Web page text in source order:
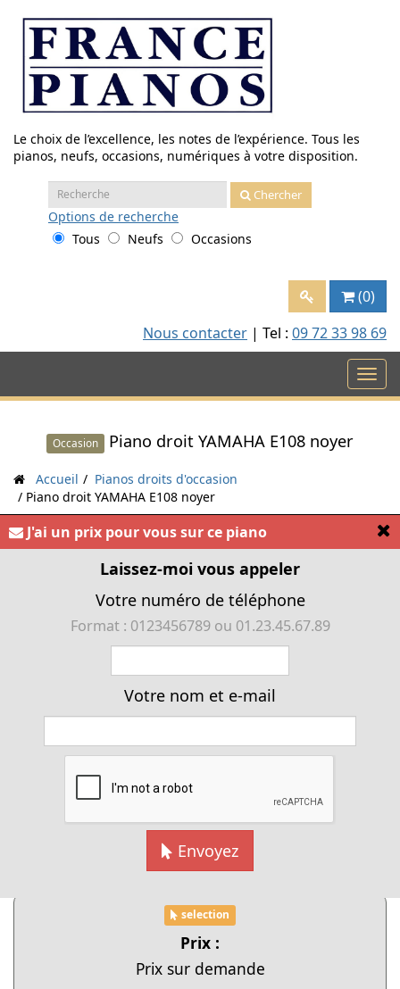
contenu
Le choix de l’excellence, les notes de l’expérience. Tous les
pianos, neufs, occasions, numériques à votre disposition.
Recherche
:
Chercher
Options de recherche
Tous
Neufs Occasions
(0)
Nous contacter | Tel : 09 72 33 98 69
Occasion Piano droit YAMAHA E108 noyer
Accueil
Pianos droits d'occasion
Piano droit YAMAHA E108 noyer
« Piano droit YAMAHA E108 made in japan »
Cliquer pour agrandir
selection
Prix :
Prix sur demande
J'ai un prix pour vous sur ce piano
Laissez-moi vous appeler
Votre numéro de téléphone
Format : 0123456789 ou 01.23.45.67.89
Votre nom et e-mail
Envoyez